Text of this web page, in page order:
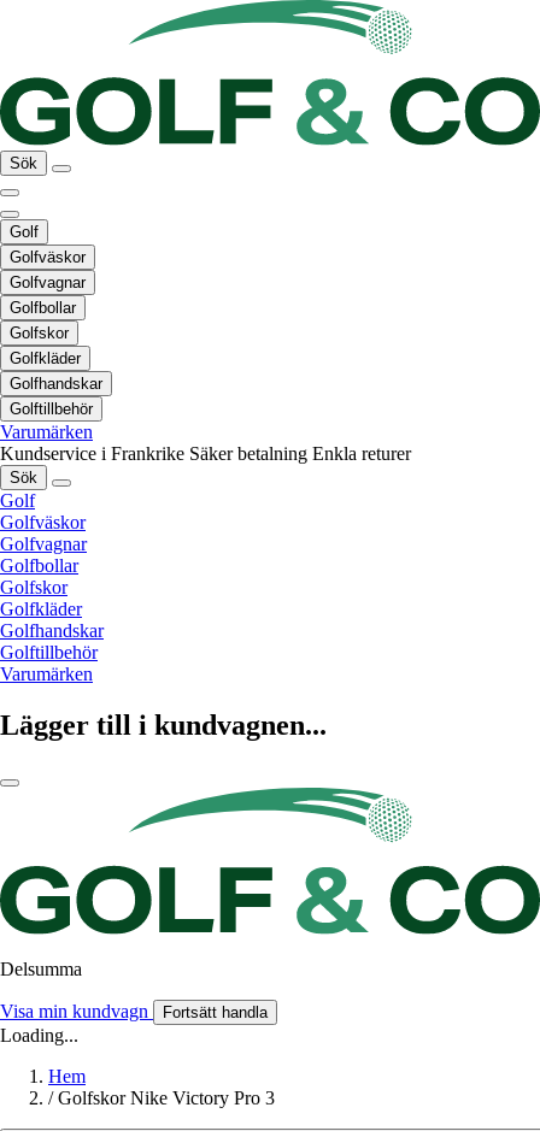
Sök
Golf
Golfväskor
Golfvagnar
Golfbollar
Golfskor
Golfkläder
Golfhandskar
Golftillbehör
Varumärken
Kundservice i Frankrike Säker betalning Enkla returer
Sök
Golf
Golfväskor
Golfvagnar
Golfbollar
Golfskor
Golfkläder
Golfhandskar
Golftillbehör
Varumärken
Lägger till i kundvagnen...
Delsumma
Visa min kundvagn Fortsätt handla
Loading...
Hem
/ Golfskor Nike Victory Pro 3